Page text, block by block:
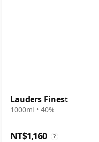
Lauders Finest
1000ml • 40%
NT$1,160 ?